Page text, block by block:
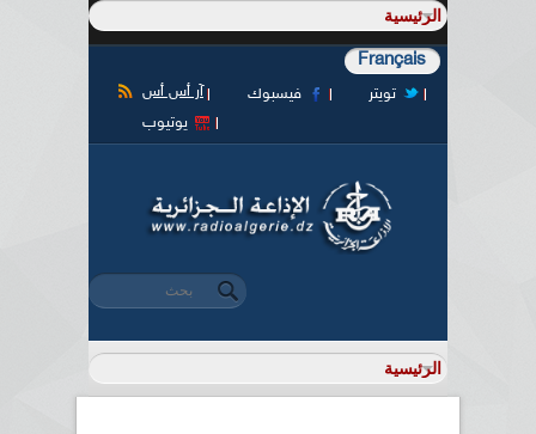
Français
آر أس أس فيسبوك
تويتر
يوتيوب
استمارة البحث
‏بحث ‏